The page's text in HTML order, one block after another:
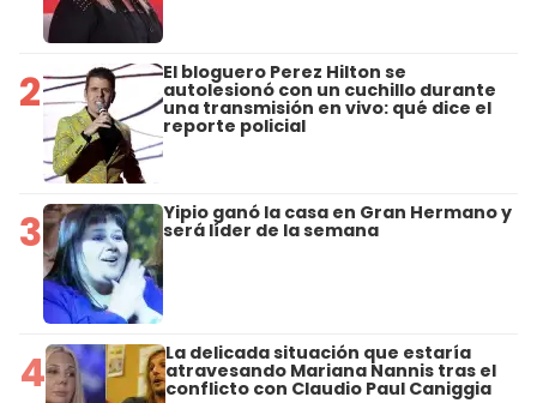
2 El bloguero Perez Hilton se
autolesionó con un cuchillo durante
una transmisión en vivo: qué dice el
reporte policial
3 Yipio ganó la casa en Gran Hermano y
será líder de la semana
4 La delicada situación que estaría
atravesando Mariana Nannis tras el
conflicto con Claudio Paul Caniggia